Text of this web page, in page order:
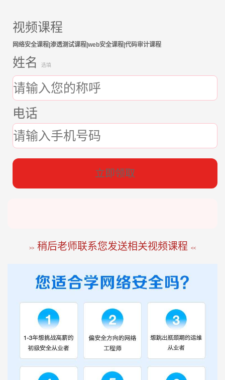
视频课程
网络安全课程|渗透测试课程|web安全课程|代码审计课程
姓名 选填
电话
立即领取
张*燕 188****2207 22分钟前
王*军 186****8644 98分钟前
>> 稍后老师联系您发送相关视频课程 <<